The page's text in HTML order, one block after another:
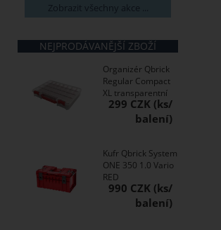
Zobrazit všechny akce ...
NEJPRODÁVANĚJŠÍ ZBOŽÍ
Organizér Qbrick
Regular Compact
XL transparentní
299 CZK
Kufr Qbrick System
ONE 350 1.0 Vario
RED
990 CZK